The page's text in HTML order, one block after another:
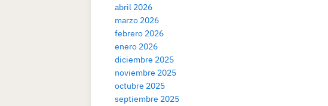
abril 2026
marzo 2026
febrero 2026
enero 2026
diciembre 2025
noviembre 2025
octubre 2025
septiembre 2025